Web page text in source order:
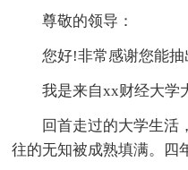
尊敬的领导：
您好!非常感谢您能抽
我是来自xx财经大学
回首走过的大学生活
往的无知被成熟填满。四